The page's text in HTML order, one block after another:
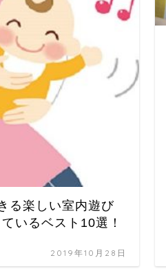
る楽しい室内遊び
いるベスト10選！
2019年10月28日